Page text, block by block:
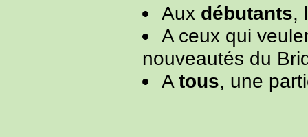
Aux débutants,
A ceux qui
nouveautés du
Atous, une